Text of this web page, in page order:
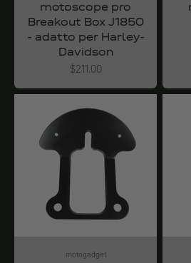
motoscope pro
Breakout Box J1850
- adatto per Harley-
Davidson
Angebot
$211.00
motogadget